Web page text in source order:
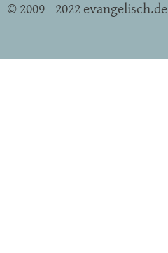
© 2009 - 2022 evangelisch.de